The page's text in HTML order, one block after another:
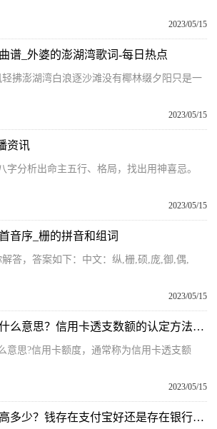
2023/05/15
谱_外婆的澎湖湾歌词-每日热点
拂澎湖湾白浪逐沙滩没有椰林缀夕阳只是一
2023/05/15
资讯
字分析出命主五行、格局，找出用神喜忌。
2023/05/15
音序_栅的拼音和组词
答，答案如下：中文：纵,栅,硕,庞,御,偶,
2023/05/15
信用卡透支额度是什么意思？信用卡透支数额的认定方法有哪些？
意思?信用卡额度，通常称为信用卡透支额
2023/05/15
余额宝利息比银行高多少？钱存在支付宝好还是存在银行好？